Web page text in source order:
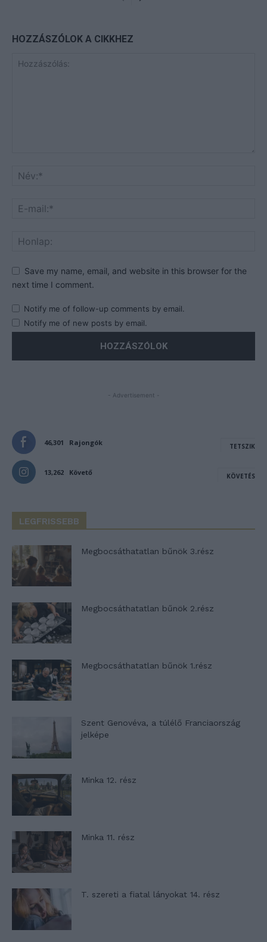
HOZZÁSZÓLOK A CIKKHEZ
Save my name, email, and website in this browser for the
next time I comment.
Notify me of follow-up comments by email.
Notify me of new posts by email.
- Advertisement -
46,301 Rajongók TETSZIK
13,262 Követő KÖVETÉS
LEGFRISSEBB
Megbocsáthatatlan bűnök 3.rész
Megbocsáthatatlan bűnök 2.rész
Megbocsáthatatlan bűnök 1.rész
Szent Genovéva, a túlélő Franciaország
jelképe
Minka 12. rész
Minka 11. rész
T. szereti a fiatal lányokat 14. rész